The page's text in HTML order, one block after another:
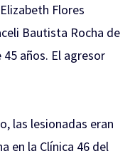
Flores
Bautista Rocha de
años. El agresor
las lesionadas eran
en la Clínica 46 del